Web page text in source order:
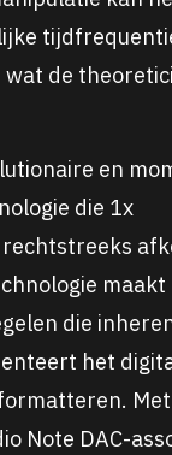
de
en
die 1x
maakt
die
het
Note DAC-